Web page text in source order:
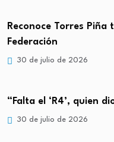
Reconoce Torres
Federación
30 de julio de 2026
“Falta el ‘R4’, quien
30 de julio de 2026